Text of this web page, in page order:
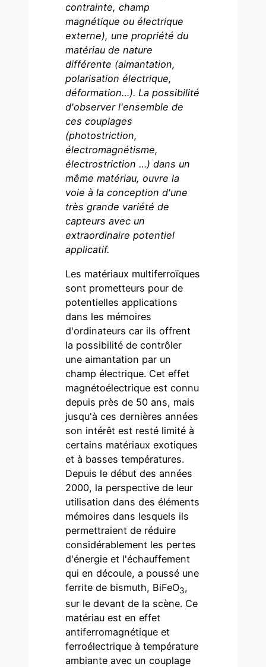
contrainte, champ
magnétique ou électrique
externe), une propriété du
matériau de nature
différente (aimantation,
polarisation électrique,
déformation…). La possibilité
d'observer l'ensemble de
ces couplages
(photostriction,
électromagnétisme,
électrostriction …) dans un
même matériau, ouvre la
voie à la conception d'une
très grande variété de
capteurs avec un
extraordinaire potentiel
applicatif.
Les matériaux multiferroïques
sont prometteurs pour de
potentielles applications
dans les mémoires
d'ordinateurs car ils offrent
la possibilité de contrôler
une aimantation par un
champ électrique. Cet effet
magnétoélectrique est connu
depuis près de 50 ans, mais
jusqu'à ces dernières années
son intérêt est resté limité à
certains matériaux exotiques
et à basses températures.
Depuis le début des années
2000, la perspective de leur
utilisation dans des éléments
mémoires dans lesquels ils
permettraient de réduire
considérablement les pertes
d'énergie et l'échauffement
qui en découle, a poussé une
ferrite de bismuth, BiFeO3,
sur le devant de la scène. Ce
matériau est en effet
antiferromagnétique et
ferroélectrique à température
ambiante avec un couplage